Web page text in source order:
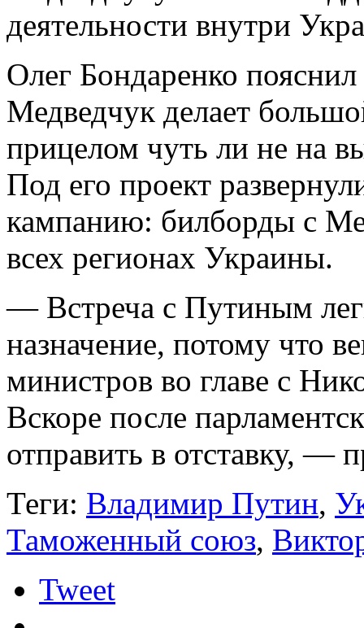
деятельности внутри
Олег Бондаренко
Медведчук делает
прицелом чуть ли не на
Под его проект
кампанию: билборды с
всех регионах Украины.
— Встреча с Путиным
назначение, потому что
министров во главе с
Вскоре после
отправить в отставку, —
Теги: Владимир Путин,
Таможенный союз,
Tweet